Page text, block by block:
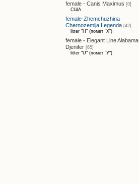
female - Canis Maximus [0]
США
female-Zhemchuzhina
Chernozemija Legenda [42]
litter "H" (помет "Х")
female - Elegant Line Alabama
Djenifer [65]
litter "U" (помет "У")